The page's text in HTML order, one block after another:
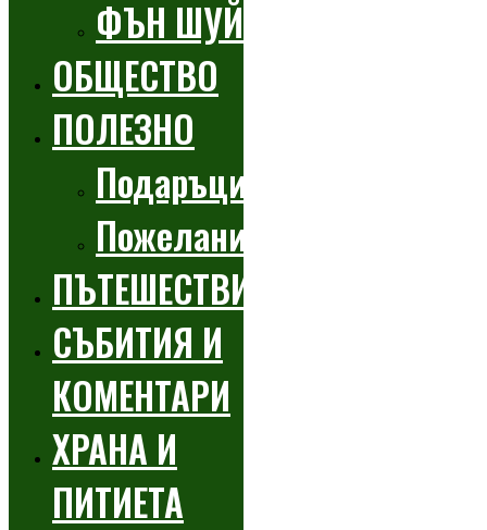
ФЪН ШУЙ
ОБЩЕСТВО
ПОЛЕЗНО
Подаръци
Пожелания
ПЪТЕШЕСТВИЯ
СЪБИТИЯ И
КОМЕНТАРИ
ХРАНА И
ПИТИЕТА